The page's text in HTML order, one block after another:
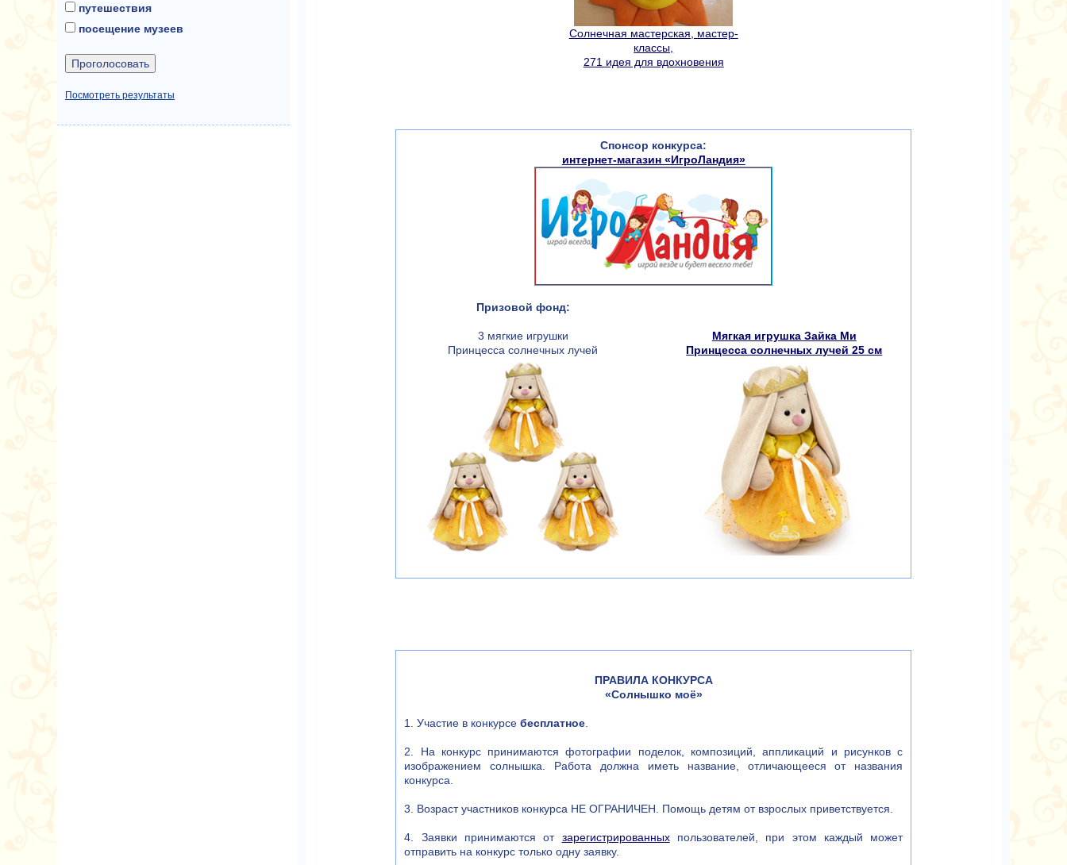
Солнечная мастерская, мастер-
классы,
271 идея для вдохновения
Спонсор конкурса:
интернет-магазин «ИгроЛандия»
Призовой фонд:
3 мягкие игрушки
Принцесса солнечных лучей
Мягкая игрушка Зайка Ми
Принцесса солнечных лучей 25 см
ПРАВИЛА КОНКУРСА
«Солнышко моё»
1. Участие в конкурсебесплатное
2. На конкурс принимаются фотографии поделок, композиций, аппликаций и рисунков с
изображением солнышка. Работа должна иметь название, отличающееся от названия
конкурса.
3. Возраст участников конкурса НЕ ОГРАНИЧЕН. Помощь детям от взрослых приветствуется.
4. Заявки принимаются от зарегистрированныхпользователей, при этом каждый может
отправить на конкурс только одну заявку.
путешествия
посещение музеев
Посмотреть результаты